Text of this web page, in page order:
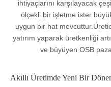
ihtiyaçlarını karşılayacak
ölçekli bir işletme ister
uygun bir hat
yatırım yaparak üretkenliği
ve büyüyen OSB